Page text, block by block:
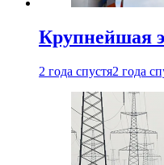
Крупнейшая
2 года спустя2 года